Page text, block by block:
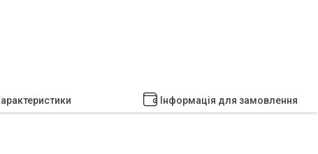
Інформація для замовлення